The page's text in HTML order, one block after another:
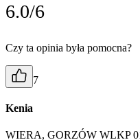
6.0/6
Czy ta opinia była pomocna?
7
Kenia
WIERA, GORZÓW WLKP